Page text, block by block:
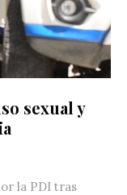
sexual y
la PDI tras